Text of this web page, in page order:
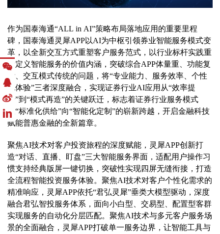
作为国泰海通“ALL in AI”策略布局落地应用的重要里程
碑，国泰海通灵犀APP以AI为中枢引领券业智能服务模式变
革，以全新交互方式重塑客户服务范式，以行业标杆实践重
新定义智能服务的价值内涵，突破综合APP体量重、功能复
杂、交互模式传统的问题，将“专业能力、服务效率、个性
化体验”三者深度融合，实现证券行业AI应用从“效率提
升”到“模式再造”的关键跃迁，标志着证券行业服务模式
从“标准化供给”向“智能化定制”的崭新跨越，开启金融科技
赋能普惠金融的全新篇章。
聚焦AI技术对客户投资旅程的深度赋能，灵犀APP创新打
造“对话、直播、盯盘”三大智能服务界面，适配用户操作习
惯支持经典版屏一键切换，突破性实现四屏无缝衔接，打造
全流程智能投资服务体验。聚焦AI技术对客户个性化需求的
精准响应，灵犀APP依托“君弘灵犀”垂类大模型驱动，深度
融合君弘智投服务体系，面向小白型、交易型、配置型客群
实现服务的自动化分层匹配。聚焦AI技术与多元客户服务场
景的全面融合，灵犀APP打破单一服务边界，让智能工具与